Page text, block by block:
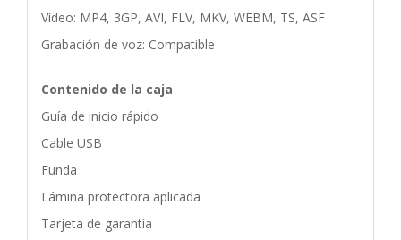
Vídeo: MP4, 3GP, AVI, FLV, MKV, WEBM, TS, ASF
Grabación de voz: Compatible
Contenido de la caja
Guía de inicio rápido
Cable USB
Funda
Lámina protectora aplicada
Tarjeta de garantía